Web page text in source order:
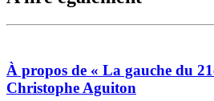
À propos de « La gauche du
Christophe Aguiton